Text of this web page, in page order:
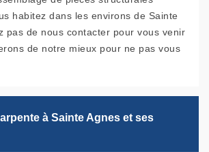
habitez dans les environs de Sainte
pas de nous contacter pour vous venir
de notre mieux pour ne pas vous
à Sainte Agnes et ses